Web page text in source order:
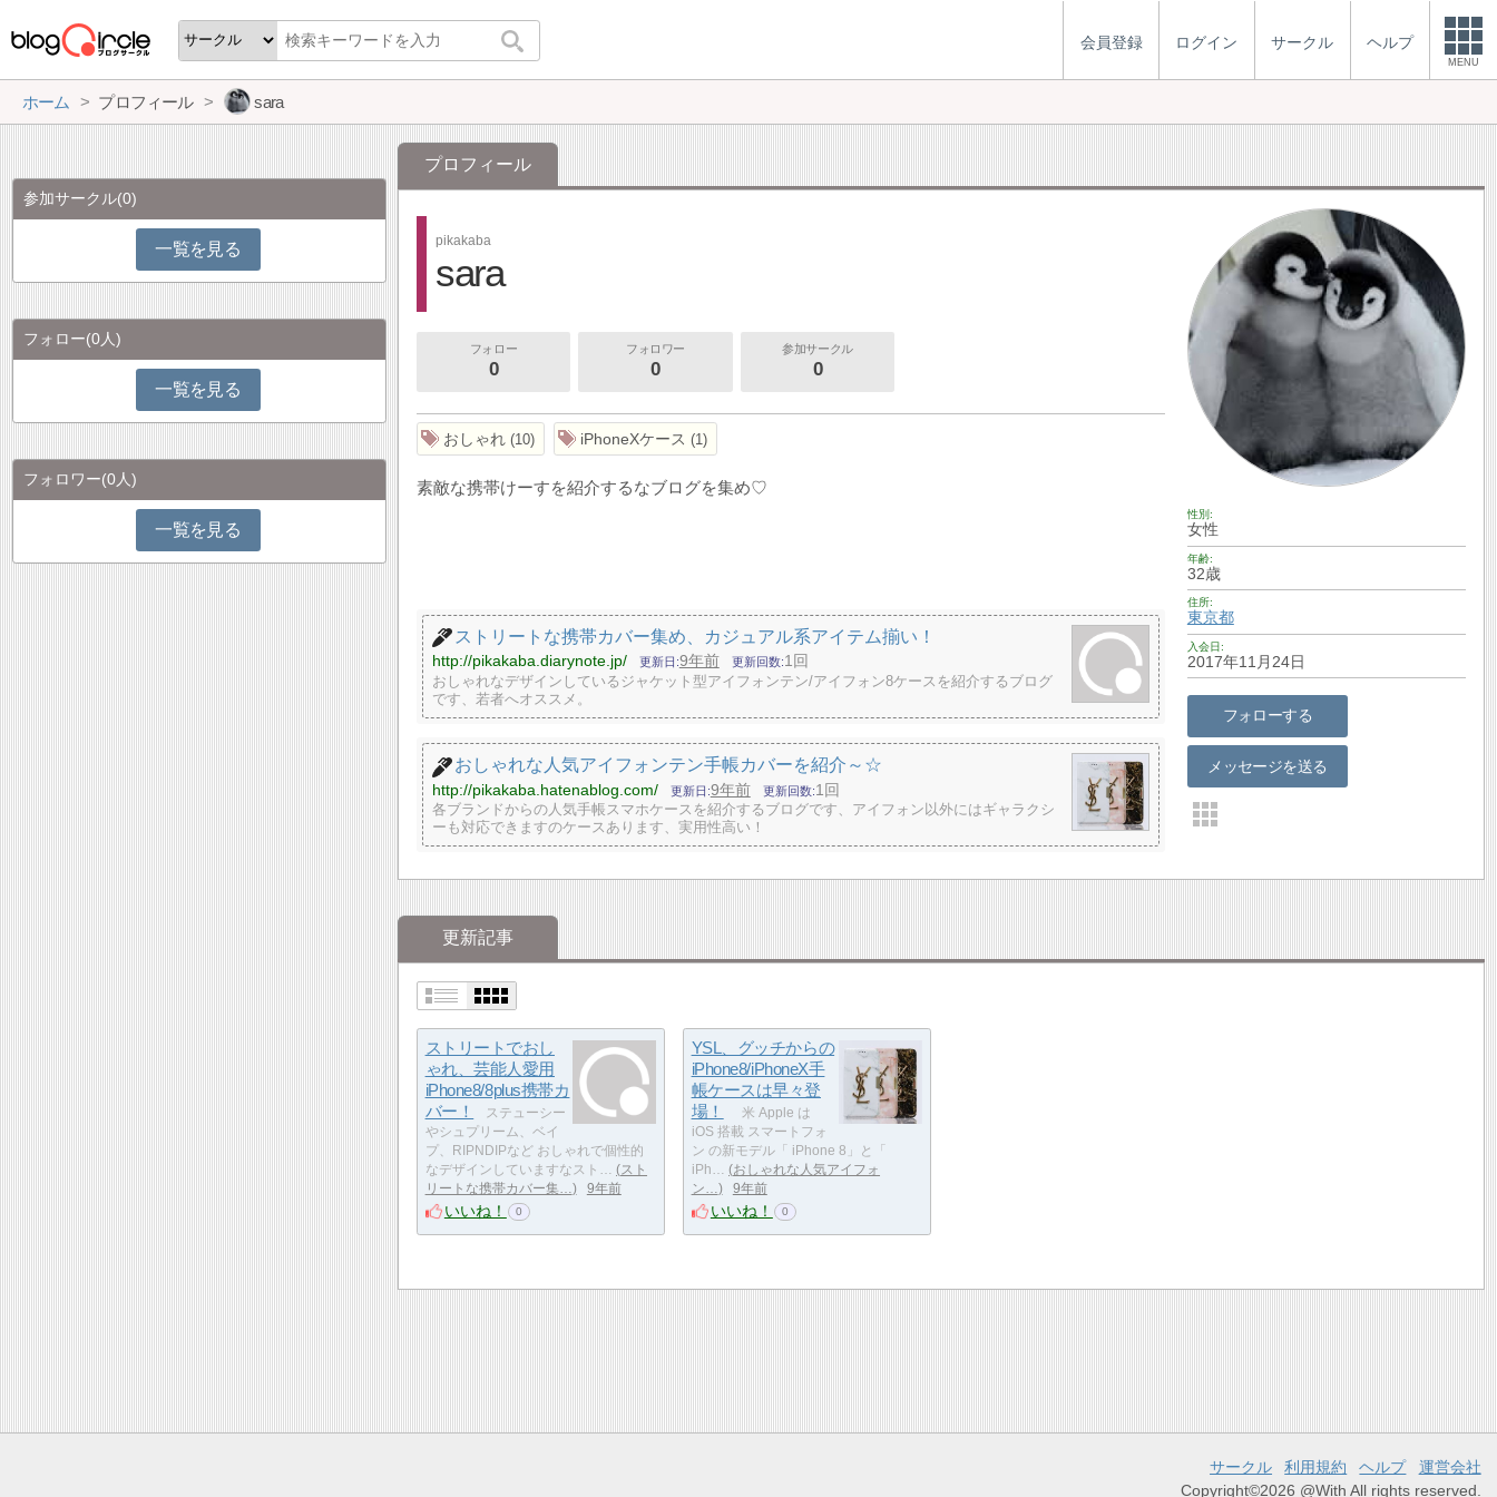
会員登録 ログイン サークル ヘルプ
MENU
ホーム プロフィール sara
プロフィール
pikakaba
sara
フォロー
0
フォロワー
0
参加サークル
0
性別
女性
年齢
32歳
住所
東京都
入会日
2017年11月24日
フォローする
メッセージを送る
おしゃれ 10 iPhoneXケース 1
素敵な携帯けーすを紹介するなブログを集め♡
ストリートな携帯カバー集め、カジュアル系アイテム揃い！
http://pikakaba.diarynote.jp/ 更新日 9年前 更新回数 1回
おしゃれなデザインしているジャケット型アイフォンテン/アイフォン8ケースを紹介するブログ
です、若者へオススメ。
おしゃれな人気アイフォンテン手帳カバーを紹介～☆
http://pikakaba.hatenablog.com/ 更新日 9年前 更新回数 1回
各ブランドからの人気手帳スマホケースを紹介するブログです、アイフォン以外にはギャラクシ
ーも対応できますのケースあります、実用性高い！
更新記事
ストリートでおし
ゃれ、芸能人愛用
iPhone8/8plus携帯カ
バー！
ステューシー
やシュプリーム、ベイ
プ、RIPNDIPなど おしゃれで個性的
なデザインしていますなスト…
スト
リートな携帯カバー集…
9年前
いいね！ 0
YSL、グッチからの
iPhone8/iPhoneX手
帳ケースは早々登
場！
米 Apple は
iOS 搭載 スマートフォ
ン の新モデル「 iPhone 8」と「
iPh…
おしゃれな人気アイフォ
ン…
9年前
いいね！ 0
参加サークル(0)
一覧を見る
フォロー(0人)
一覧を見る
フォロワー(0人)
一覧を見る
サークル 利用規約 ヘルプ
運営会社
Copyright©2026 @With All rights reserved.